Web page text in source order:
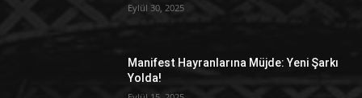
Eylül 30, 2025
Manifest Hayranlarına Müjde: Yeni Şarkı
Yolda!